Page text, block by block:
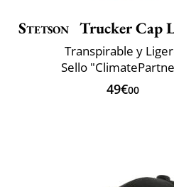
Stetson Trucker Cap
Transpirable y
Sello
49€00